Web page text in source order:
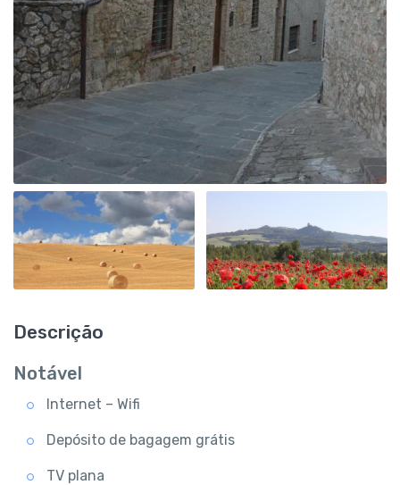
Descrição
Notável
Internet – Wifi
Depósito de bagagem grátis
TV plana